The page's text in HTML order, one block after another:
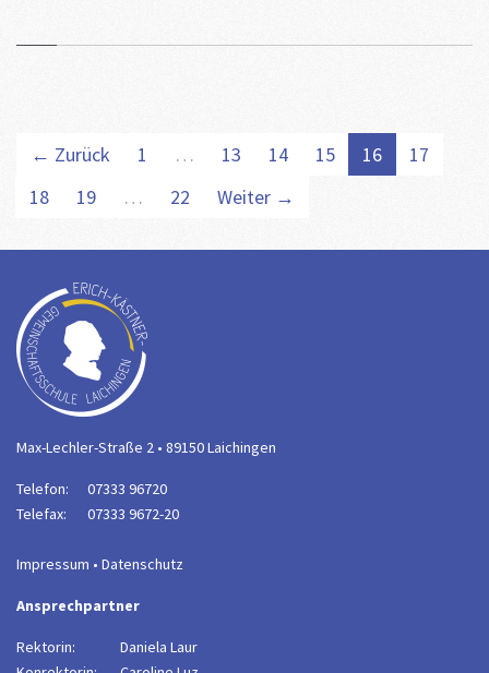
← Zurück 1 … 13 14 15 16
17
18
19 … 22 Weiter →
Max-Lechler-Straße 2 • 89150 Laichingen
Telefon:
07333 96720
Telefax:
07333 9672-20
Impressum • Datenschutz
Ansprechpartner
Rektorin:
Daniela Laur